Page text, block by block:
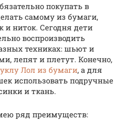
покупать в
самому из бумаги,
и ниток. Сегодня дети
воспроизводить
техниках: шьют и
лепят и плетут. Конечно,
Лол из бумаги, а для
использовать подручные
и ткань.
ряд преимуществ: